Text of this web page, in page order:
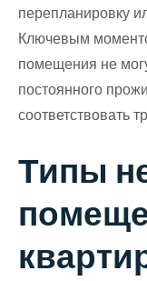
перепланировку
Ключевым
помещения не
постоянного
соответствовать
Типы